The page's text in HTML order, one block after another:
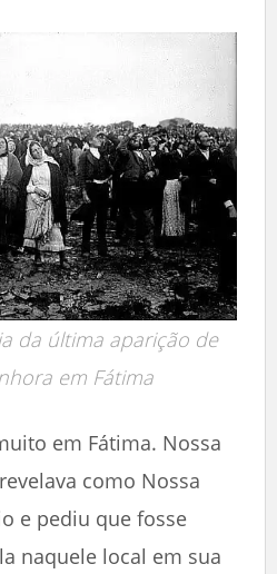
da última aparição de
em Fátima
em Fátima. Nossa
como Nossa
e pediu que fosse
naquele local em sua